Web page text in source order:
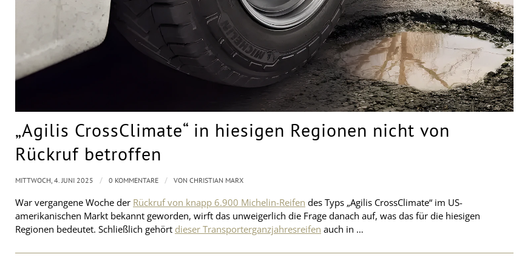
„Agilis CrossClimate“ in hiesigen Regionen nicht von
Rückruf betroffen
War vergangene Woche der Rückruf von knapp 6.900 Michelin-Reifen des Typs „Agilis CrossClimate“ im US-
amerikanischen Markt bekannt geworden, wirft das unweigerlich die Frage danach auf, was das für die hiesigen
Regionen bedeutet. Schließlich gehört dieser Transporterganzjahresreifen auch in …
MITTWOCH, 4. JUNI 2025 / 0 KOMMENTARE / VON CHRISTIAN MARX